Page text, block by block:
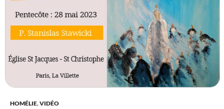
HOMÉLIE,VIDÉO